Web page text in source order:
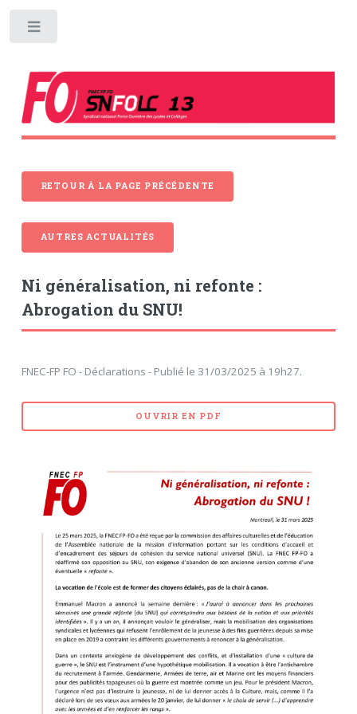
RETOUR À LA PAGE PRÉCÉDENTE
AUTRES ACTUALITÉS
Ni généralisation, ni refonte :
Abrogation du SNU!
FNEC-FP FO - Déclarations - Publié le 31/03/2025 à 19h27.
OUVRIR EN PDF